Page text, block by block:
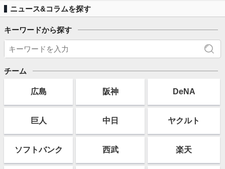
ニュース&コラムを探す
キーワードから探す
チーム
広島 阪神 DeNA
巨人 中日 ヤクルト
ソフトバンク 西武 楽天